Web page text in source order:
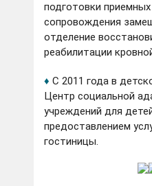
подготовки
сопровождения
отделение
реабилитации
♦ С 2011 года в
Центр социальной
учреждений для
предоставлением
гостиницы.